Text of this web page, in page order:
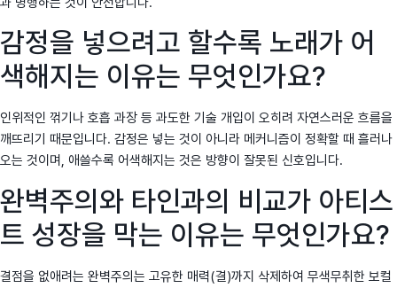
감정을 넣으려고 할수록 노래가 어
색해지는 이유는 무엇인가요?
인위적인 꺾기나 호흡 과장 등 과도한 기술 개입이 오히려 자연스러운 흐름을
깨뜨리기 때문입니다. 감정은 넣는 것이 아니라 메커니즘이 정확할 때 흘러나
오는 것이며, 애쓸수록 어색해지는 것은 방향이 잘못된 신호입니다.
완벽주의와 타인과의 비교가 아티스
트 성장을 막는 이유는 무엇인가요?
결점을 없애려는 완벽주의는 고유한 매력(결)까지 삭제하여 무색무취한 보컬